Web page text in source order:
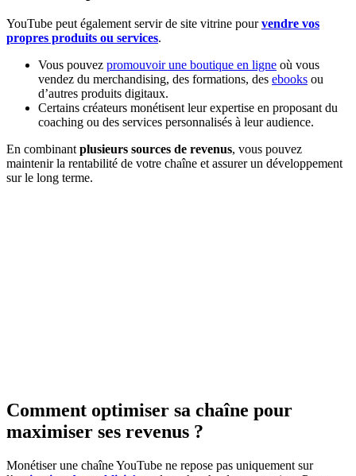
YouTube peut également servir de site vitrine pourvendre vos
propres produits ou services.
Vous pouvez promouvoir une boutique en ligne où vous
vendez du merchandising, des formations, des ebooks ou
d’autres produits digitaux.
Certains créateurs monétisent leur expertise en proposant du
coaching ou des services personnalisés à leur audience.
En combinant plusieurs sources de revenus, vous pouvez
maintenir la rentabilité de votre chaîne et assurer un développement
sur le long terme.
Comment optimiser sa chaîne pour
maximiser ses revenus ?
Monétiser une chaîne YouTube ne repose pas uniquement sur